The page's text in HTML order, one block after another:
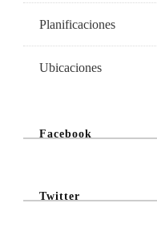
Planificaciones
Ubicaciones
Facebook
Twitter